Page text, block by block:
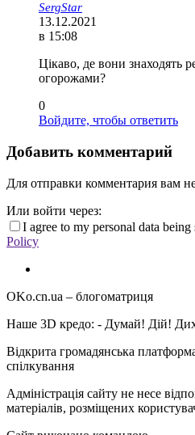
SergStar
13.12.2021
в 15:08
Цікаво, де вони знаходять
огорожами?
0
Войдите, чтобы ответить
Добавить комментарий
Для отправки комментария вам
Или войти через:
I agree to my personal data being
Policy
OKo.cn.ua – блогоматриця
Наше 3D кредо: - Думай! Дій!
Відкрита громадянська
спілкування
Адміністрація сайту не несе
матеріалів, розміщених